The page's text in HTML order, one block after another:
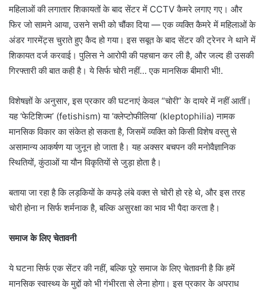
महिलाओं की लगातार शिकायतों के बाद सेंटर में CCTV कैमरे लगाए गए। और
फिर जो सामने आया, उसने सभी को चौंका दिया — एक व्यक्ति कैमरे में महिलाओं के
अंडर गारमेंट्स चुराते हुए कैद हो गया। इस सबूत के बाद सेंटर की ट्रेनर ने थाने में
शिकायत दर्ज करवाई। पुलिस ने आरोपी की पहचान कर ली है, और जल्द ही उसकी
गिरफ्तारी की बात कही है। ये सिर्फ चोरी नहीं… एक मानसिक बीमारी भी!.
विशेषज्ञों के अनुसार, इस प्रकार की घटनाएं केवल “चोरी” के दायरे में नहीं आतीं।
यह ‘फेटिशिज्म’ (fetishism) या ‘क्लेप्टोफीलिया’ (kleptophilia) नामक
मानसिक विकार का संकेत हो सकता है, जिसमें व्यक्ति को किसी विशेष वस्तु से
असामान्य आकर्षण या जुनून हो जाता है। यह अक्सर बचपन की मनोवैज्ञानिक
स्थितियों, कुंठाओं या यौन विकृतियों से जुड़ा होता है।
बताया जा रहा है कि लड़कियों के कपड़े लंबे वक्त से चोरी हो रहे थे, और इस तरह
चोरी होना न सिर्फ शर्मनाक है, बल्कि असुरक्षा का भाव भी पैदा करता है।
समाज के लिए चेतावनी
ये घटना सिर्फ एक सेंटर की नहीं, बल्कि पूरे समाज के लिए चेतावनी है कि हमें
मानसिक स्वास्थ्य के मुद्दों को भी गंभीरता से लेना होगा। इस प्रकार के अपराध